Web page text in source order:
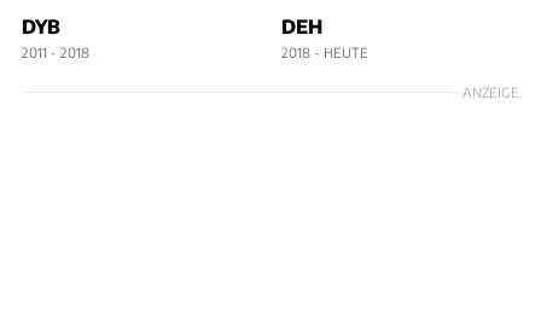
DYB
2011 - 2018
DEH
2018 - HEUTE
ANZEIGE